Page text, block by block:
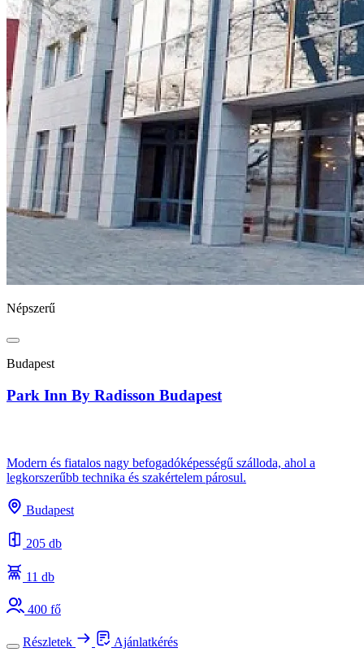
Népszerű
Budapest
Park Inn By Radisson Budapest
Modern és fiatalos nagy befogadóképességű szálloda, ahol a
legkorszerűbb technika és szakértelem párosul.
Budapest
205 db
11 db
400 fő
Részletek Ajánlatkérés